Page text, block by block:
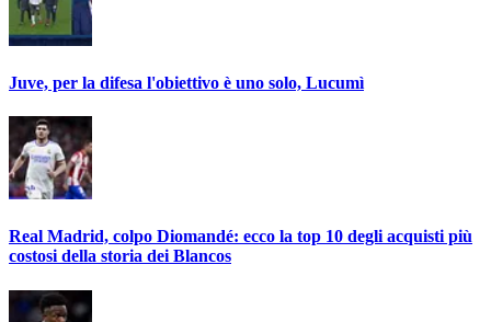
Juve, per la difesa l'obiettivo è uno solo, Lucumì
Real Madrid, colpo Diomandé: ecco la top 10 degli acquisti più
costosi della storia dei Blancos